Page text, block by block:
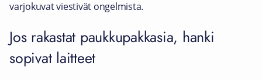
varjokuvat viestivät ongelmista.
Jos rakastat paukkupakkasia, hanki
sopivat laitteet